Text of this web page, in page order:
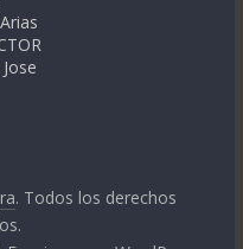
. Todos los derechos